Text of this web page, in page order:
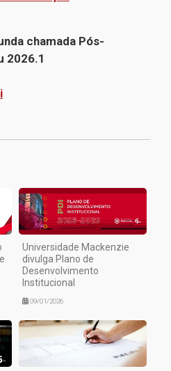
chamada Pós-
2026.1
Universidade Mackenzie
divulga Plano de
Desenvolvimento
Institucional
09/01/2026